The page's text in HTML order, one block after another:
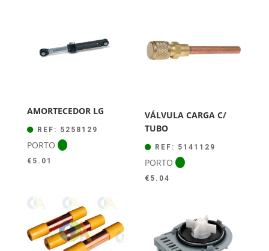
AMORTECEDOR LG
REF: 5258129
PORTO
€ 5.01
VÁLVULA CARGA C/
TUBO
REF: 5141129
PORTO
€ 5.04